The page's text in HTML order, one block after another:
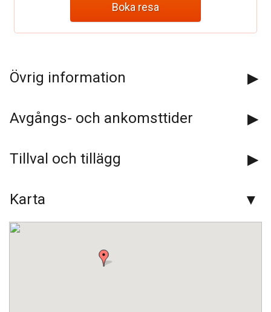
Boka resa
E-post: info@blaklintsbuss.se
Facebook:
Övrig information
Avgångs- och ankomsttider
Tillval och tillägg
Karta